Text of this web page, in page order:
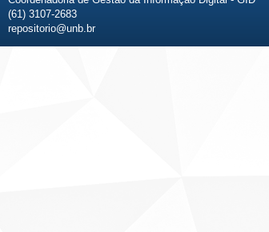
(61) 3107-2683
repositorio@unb.br